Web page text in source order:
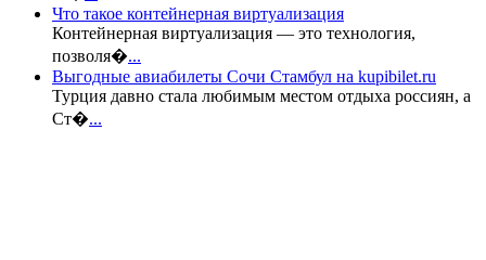
Что такое контейнерная виртуализация
Контейнерная виртуализация — это технология,
позволя�...
Выгодные авиабилеты Сочи Стамбул на kupibilet.ru
Турция давно стала любимым местом отдыха россиян, а
Ст�...